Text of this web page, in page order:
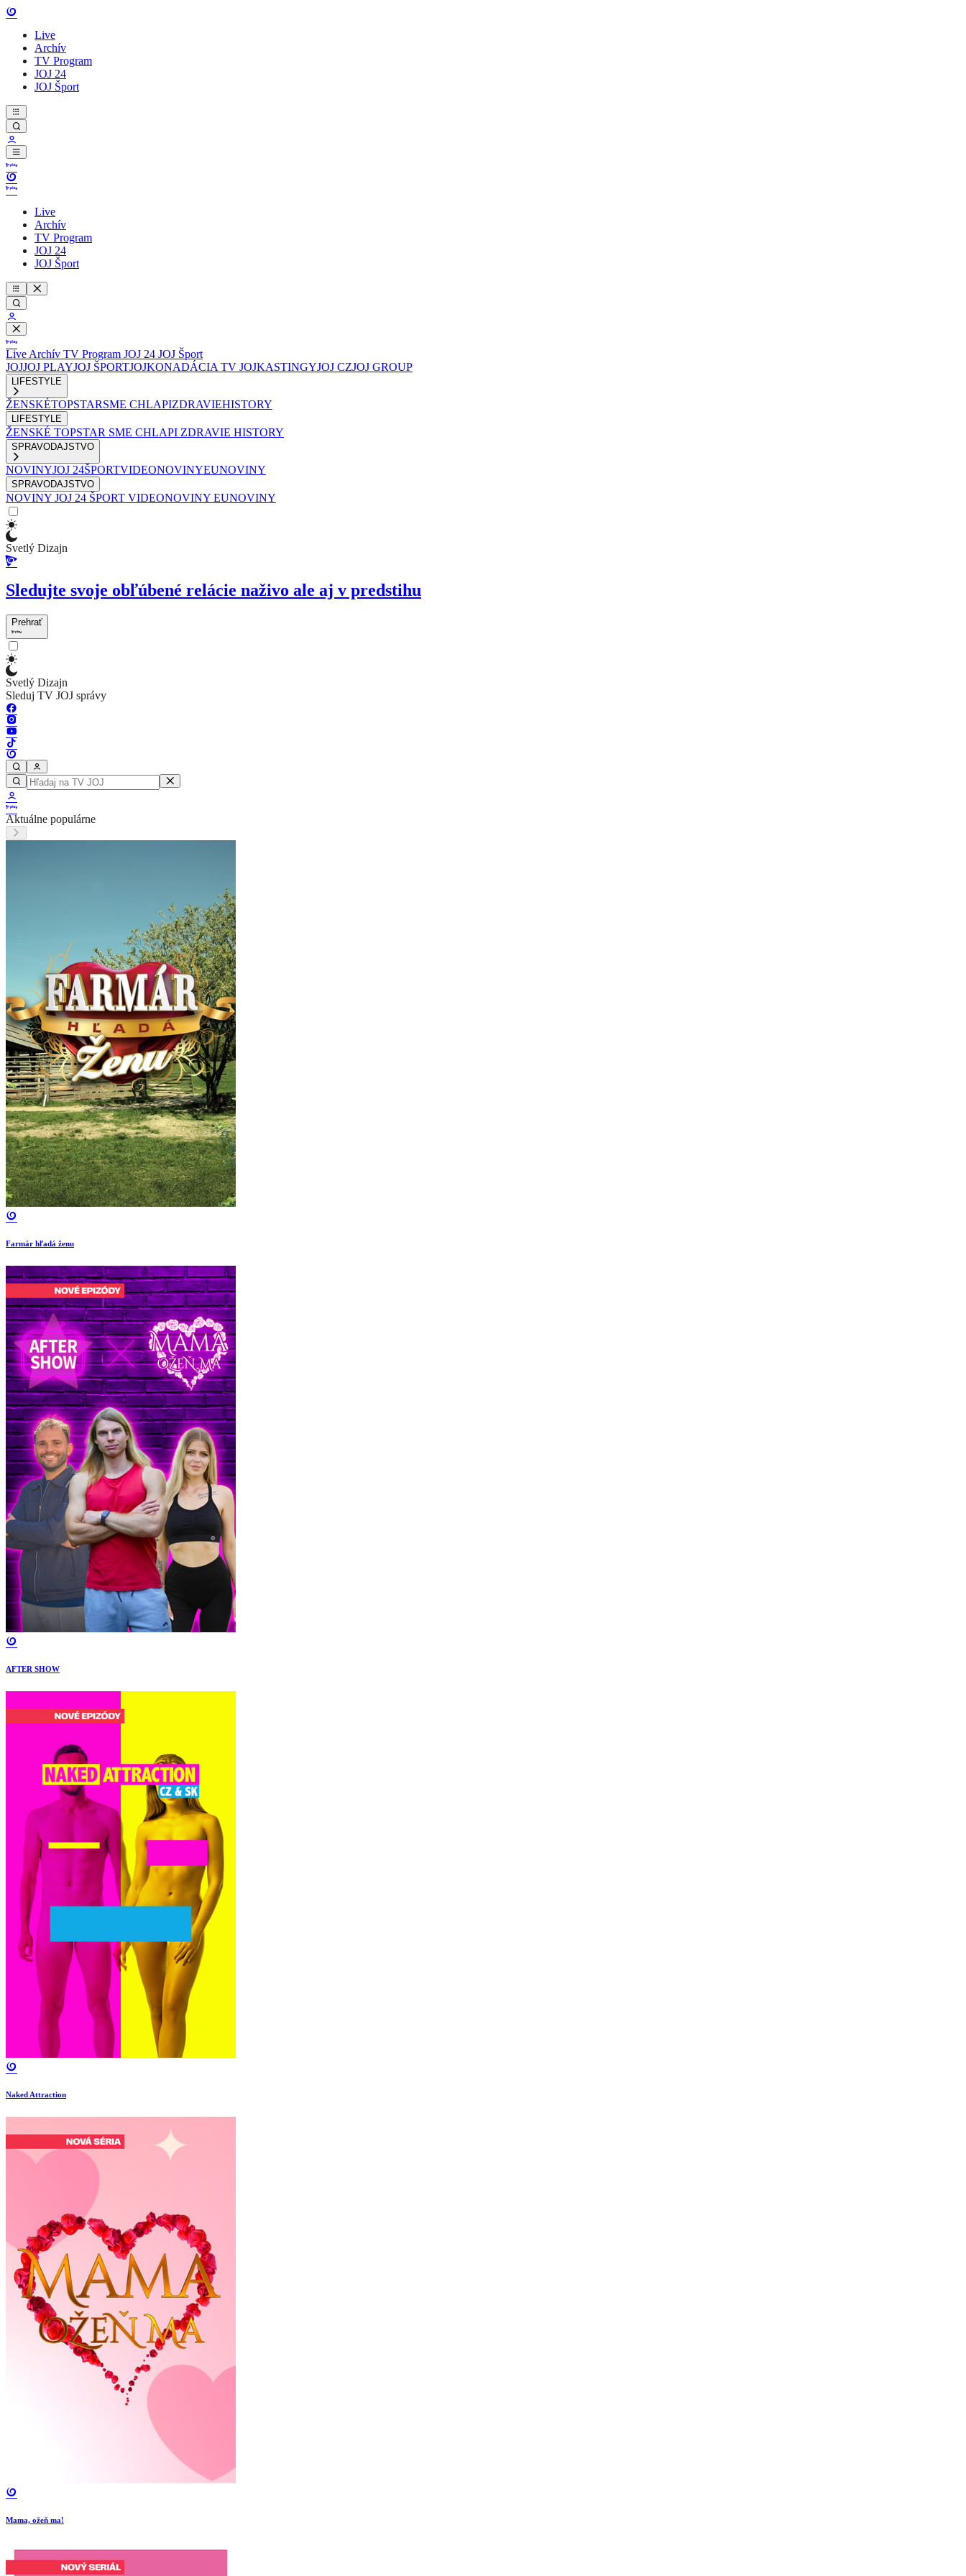
Live
Archív
TV Program
JOJ 24
JOJ Šport
Live
Archív
TV Program
JOJ 24
JOJ Šport
Live Archív TV Program JOJ 24 JOJ Šport
JOJJOJ PLAYJOJ ŠPORTJOJKONADÁCIA TV JOJKASTINGYJOJ CZJOJ GROUP
LIFESTYLE
ŽENSKÉTOPSTARSME CHLAPIZDRAVIEHISTORY
LIFESTYLE
ŽENSKÉ TOPSTAR SME CHLAPI ZDRAVIE HISTORY
SPRAVODAJSTVO
NOVINYJOJ 24ŠPORTVIDEONOVINYEUNOVINY
SPRAVODAJSTVO
NOVINY JOJ 24 ŠPORT VIDEONOVINY EUNOVINY
Svetlý Dizajn
Sledujte svoje obľúbené relácie naživo ale aj v predstihu
Prehrať
Svetlý Dizajn
Sleduj TV JOJ správy
Aktuálne populárne
Farmár hľadá ženu
AFTER SHOW
Naked Attraction
Mama, ožeň ma!